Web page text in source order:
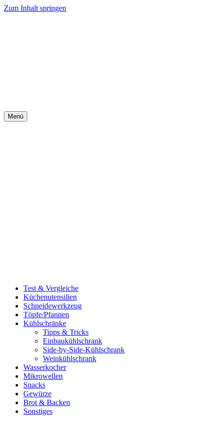
Zum Inhalt springen
Menü
Test & Vergleiche
Küchenutensilien
Schneidewerkzeug
Töpfe/Pfannen
Kühlschränke
Tipps & Tricks
Einbaukühlschrank
Side-by-Side-Kühlschrank
Weinkühlschrank
Wasserkocher
Mikrowellen
Snacks
Gewürze
Brot & Backen
Sonstiges